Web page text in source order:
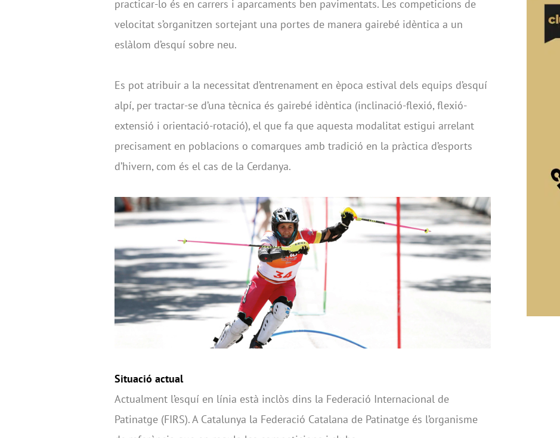
practicar-lo és en carrers i aparcaments ben pavimentats. Les competicions de
velocitat s’organitzen sortejant una portes de manera gairebé idèntica a un
eslàlom d’esquí sobre neu.
Es pot atribuir a la necessitat d’entrenament en època estival dels equips d’esquí
alpí, per tractar-se d’una tècnica és gairebé idèntica (inclinació-flexió, flexió-
extensió i orientació-rotació), el que fa que aquesta modalitat estigui arrelant
precisament en poblacions o comarques amb tradició en la pràctica d’esports
d’hivern, com és el cas de la Cerdanya.
Situació actual
Actualment l’esquí en línia està inclòs dins la Federació Internacional de
Patinatge (FIRS). A Catalunya la Federació Catalana de Patinatge és l’organisme